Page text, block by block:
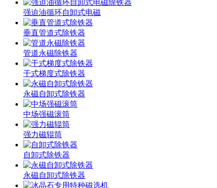
强迫油循环自卸式电磁
垂直管道式除铁器
管道永磁除铁器
干式梯度式除铁器
永磁自卸式除铁器
中场强磁滚筒
强力磁辊筒
自卸式除铁器
永磁自卸式除铁器